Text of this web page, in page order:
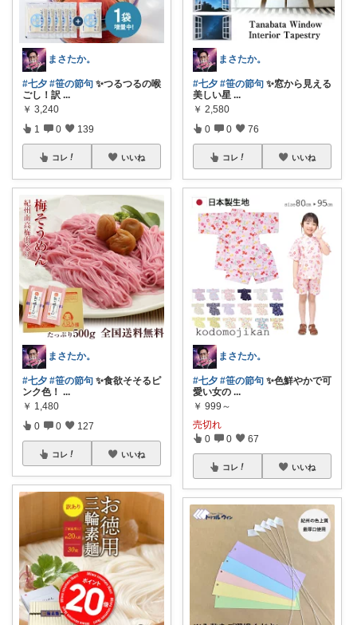
まさたか。
#七夕 #笹の節句 ✨つるつるの喉
ごし！訳 ...
￥ 3,240
1 0 139
コレ いいね
まさたか。
#七夕 #笹の節句 ✨食欲そそるピ
ンク色！ ...
￥ 1,480
0 0 127
コレ いいね
まさたか。
#七夕 #笹の節句 ✨窓から見える
美しい星 ...
￥ 2,580
0 0 76
コレ いいね
まさたか。
#七夕 #笹の節句 ✨色鮮やかで可
愛い女の ...
￥ 999～
売切れ
0 0 67
コレ いいね